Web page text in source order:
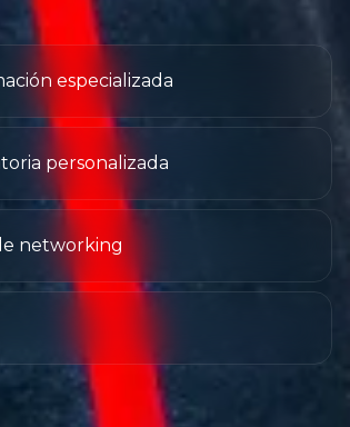
especializada
personalizada
networking